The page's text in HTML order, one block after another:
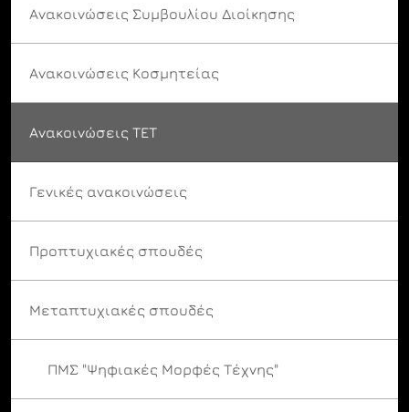
Ανακοινώσεις Συμβουλίου Διοίκησης
Ανακοινώσεις Κοσμητείας
Ανακοινώσεις ΤΕΤ
Γενικές ανακοινώσεις
Προπτυχιακές σπουδές
Μεταπτυχιακές σπουδές
ΠΜΣ "Ψηφιακές Μορφές Τέχνης"